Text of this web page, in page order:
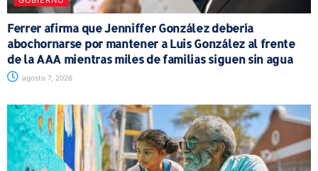
Ferrer afirma que Jenniffer González debería
abochornarse por mantener a Luis González al frente
de la AAA mientras miles de familias siguen sin agua
agosto 7, 2026